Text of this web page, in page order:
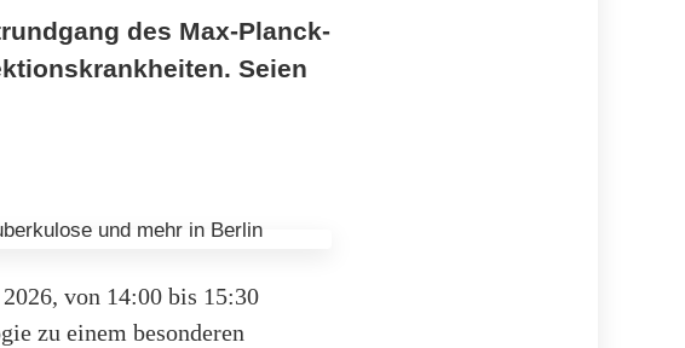
des Max-Planck-
Seien
von 14:00 bis 15:30
zu einem besonderen